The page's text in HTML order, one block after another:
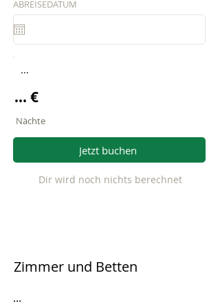
ABREISEDATUM
...
... €
Nächte
Jetzt buchen
Dir wird noch nichts berechnet
Zimmer und Betten
...